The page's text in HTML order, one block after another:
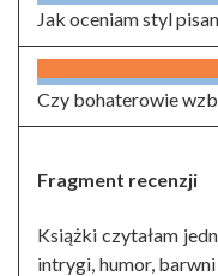
Jak oceniam styl
Czy bohaterowie
Fragment recenzji
Książki czytałam
intrygi, humor,